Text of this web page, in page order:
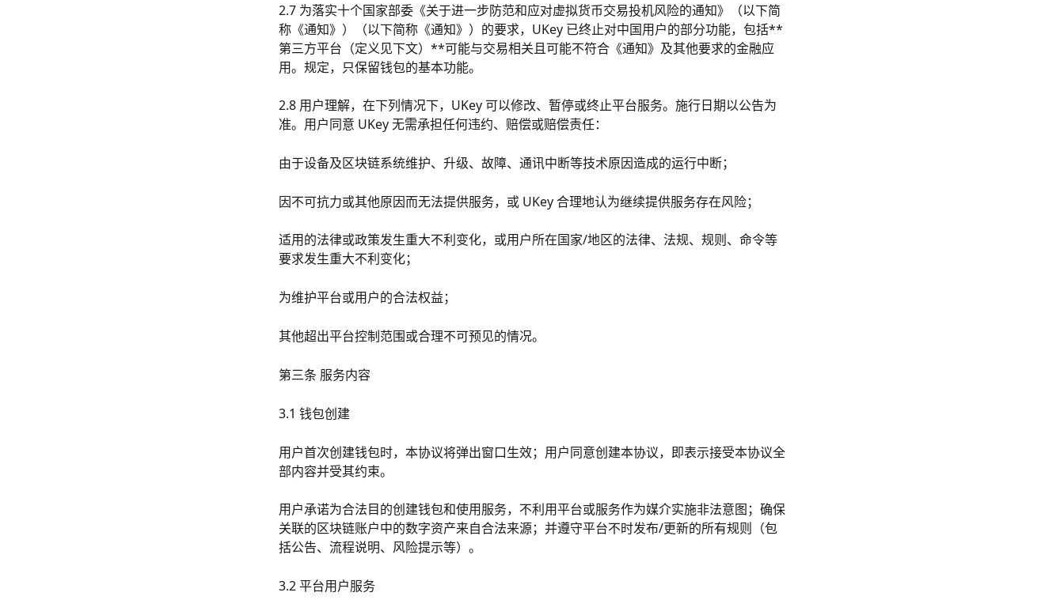
2.7 为落实十个国家部委《关于进一步防范和应对虚拟货币交易投机风险的通知》（以下简
称《通知》）（以下简称《通知》）的要求，UKey 已终止对中国用户的部分功能，包括**
第三方平台（定义见下文）**可能与交易相关且可能不符合《通知》及其他要求的金融应
用。规定，只保留钱包的基本功能。
2.8 用户理解，在下列情况下，UKey 可以修改、暂停或终止平台服务。施行日期以公告为
准。用户同意 UKey 无需承担任何违约、赔偿或赔偿责任：
由于设备及区块链系统维护、升级、故障、通讯中断等技术原因造成的运行中断；
因不可抗力或其他原因而无法提供服务，或 UKey 合理地认为继续提供服务存在风险；
适用的法律或政策发生重大不利变化，或用户所在国家/地区的法律、法规、规则、命令等
要求发生重大不利变化；
为维护平台或用户的合法权益；
其他超出平台控制范围或合理不可预见的情况。
第三条 服务内容
3.1 钱包创建
用户首次创建钱包时，本协议将弹出窗口生效；用户同意创建本协议，即表示接受本协议全
部内容并受其约束。
用户承诺为合法目的创建钱包和使用服务，不利用平台或服务作为媒介实施非法意图；确保
关联的区块链账户中的数字资产来自合法来源；并遵守平台不时发布/更新的所有规则（包
括公告、流程说明、风险提示等）。
3.2 平台用户服务